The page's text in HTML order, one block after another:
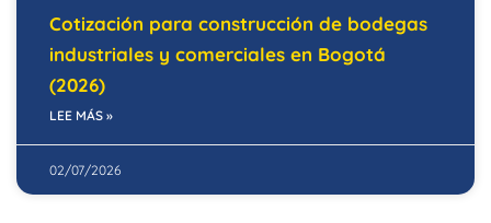
Cotización para construcción de bodegas
industriales y comerciales en Bogotá
(2026)
LEE MÁS »
02/07/2026